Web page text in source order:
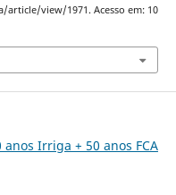
view/1971. Acesso em: 10
Irriga + 50 anos FCA